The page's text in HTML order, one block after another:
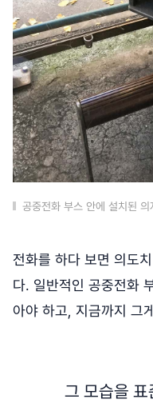
공중전화 부스 안에 설치된
전화를 하다 보면 의도
다. 일반적인 공중전화
아야 하고, 지금까지 그
그 모습을 표